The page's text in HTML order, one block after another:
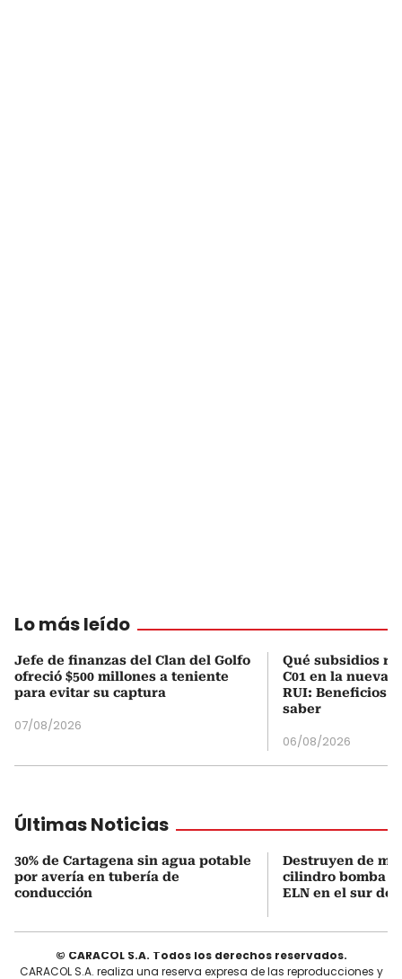
Lo más leído
Jefe de finanzas del Clan del Golfo
ofreció $500 millones a teniente
para evitar su captura
07/08/2026
Qué subsidios
C01 en la nueva
RUI: Beneficios
saber
06/08/2026
Últimas Noticias
30% de Cartagena sin agua potable
por avería en tubería de
conducción
Destruyen de
cilindro bomba
ELN en el sur de
© CARACOL S.A. Todos los derechos reservados.
CARACOL S.A. realiza una reserva expresa de las reproducciones y